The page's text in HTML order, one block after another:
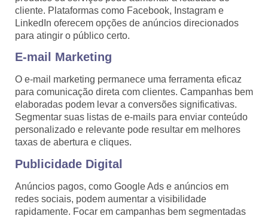
cliente. Plataformas como Facebook, Instagram e
LinkedIn oferecem opções de anúncios direcionados
para atingir o público certo.
E-mail Marketing
O e-mail marketing permanece uma ferramenta eficaz
para comunicação direta com clientes. Campanhas bem
elaboradas podem levar a conversões significativas.
Segmentar suas listas de e-mails para enviar conteúdo
personalizado e relevante pode resultar em melhores
taxas de abertura e cliques.
Publicidade Digital
Anúncios pagos, como Google Ads e anúncios em
redes sociais, podem aumentar a visibilidade
rapidamente. Focar em campanhas bem segmentadas